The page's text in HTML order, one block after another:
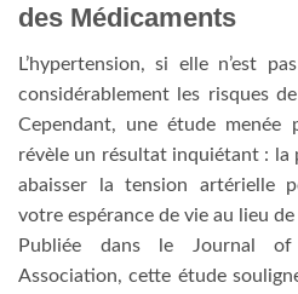
des Médicaments
L’hypertension, si elle n’est
considérablement les risques
Cependant, une étude menée
révèle un résultat inquiétant : la
abaisser la tension artérielle
votre espérance de vie au lieu
Publiée dans le Journal of
Association, cette étude